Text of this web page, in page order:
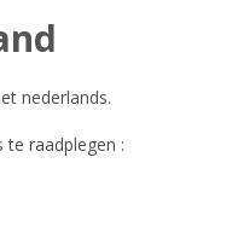
nederlands.
te raadplegen :